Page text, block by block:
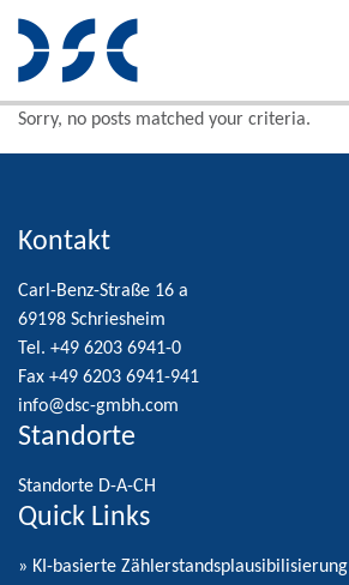
Sorry, no posts matched your criteria.
Kontakt
Carl-Benz-Straße 16 a
69198 Schriesheim
Tel. +49 6203 6941-0
Fax +49 6203 6941-941
info@dsc-gmbh.com
Standorte
Standorte D-A-CH
Quick Links
» KI-basierte Zählerstandsplausibilisierung